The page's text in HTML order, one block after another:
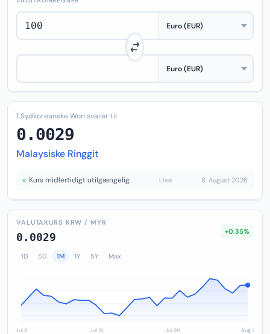
1 Sydkoreanske Won svarer til
0.0029
Malaysiske Ringgit
Kurs midlertidigt utilgængelig Live 8. August 2026
VALUTAKURS KRW / MYR
0.0029 +0.35%
1D 5D 1M 1Y 5Y Max